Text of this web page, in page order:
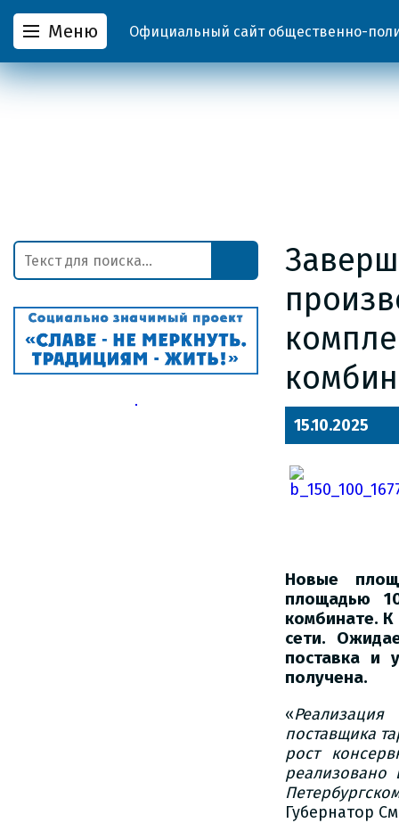
Меню Официальный сайт общественно-
15.10.2025
Новые
площадью
комбинате.
сети.
поставка и
получена.
«
поставщика
рост
Губернатор